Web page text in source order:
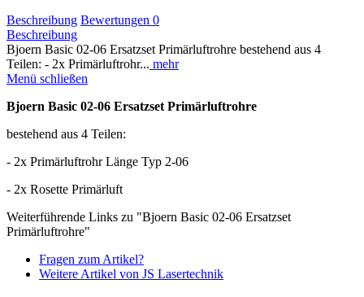
Beschreibung Bewertungen 0
Beschreibung
Bjoern Basic 02-06 Ersatzset Primärluftrohre bestehend aus 4
Teilen: - 2x Primärluftrohr... mehr
Menü schließen
Bjoern Basic 02-06 Ersatzset Primärluftrohre
bestehend aus 4 Teilen:
- 2x Primärluftrohr Länge Typ 2-06
- 2x Rosette Primärluft
Weiterführende Links zu "Bjoern Basic 02-06 Ersatzset
Primärluftrohre"
Fragen zum Artikel?
Weitere Artikel von JS Lasertechnik